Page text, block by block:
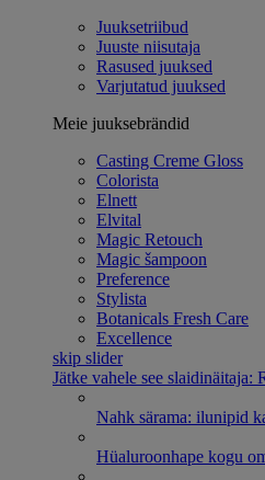
Juuksetriibud
Juuste niisutaja
Rasused juuksed
Varjutatud juuksed
Meie juuksebrändid
Casting Creme Gloss
Colorista
Elnett
Elvital
Magic Retouch
Magic šampoon
Preference
Stylista
Botanicals Fresh Care
Excellence
skip slider
Jätke vahele see slaidinäitaja:
Nahk särama: ilunipid
Hüaluroonhape kogu